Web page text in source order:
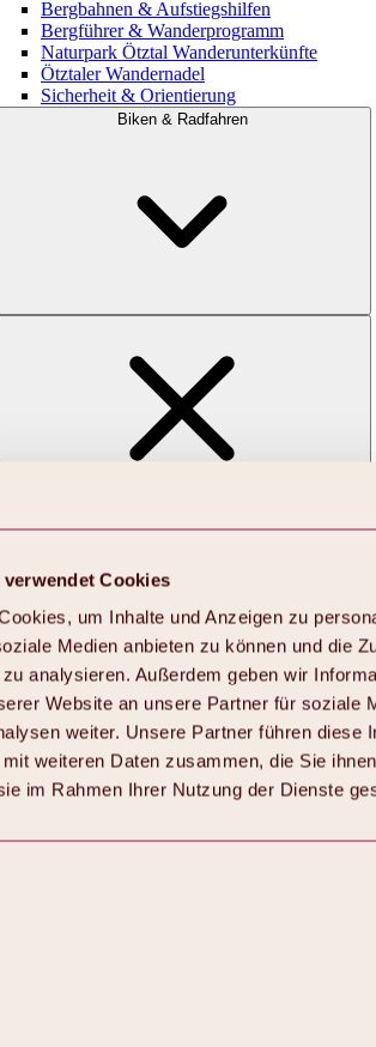
verwendet Cookies
um Inhalte und Anzeigen zu
Medien anbieten zu können und die
analysieren. Außerdem geben wir
Website an unsere Partner für soziale
weiter. Unsere Partner führen diese
weiteren Daten zusammen, die Sie
im Rahmen Ihrer Nutzung der Dienste
Bergbahnen & Aufstiegshilfen
Bergführer & Wanderprogramm
Naturpark Ötztal Wanderunterkünfte
Ötztaler Wandernadel
Sicherheit & Orientierung
Biken & Radfahren